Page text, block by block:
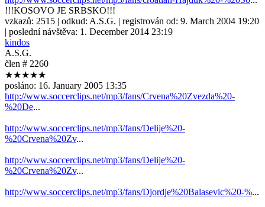
!!!KOSOVO JE SRBSKO!!!
vzkazů: 2515 | odkud: A.S.G. | registrován od: 9. March 2004 19:20
| poslední návštěva: 1. December 2014 23:19
kindos
A.S.G.
člen # 2260
★★★★★
posláno: 16. January 2005 13:35
http://www.soccerclips.net/mp3/fans/Crvena%20Zvezda%20-
%20De...
http://www.soccerclips.net/mp3/fans/Delije%20-
%20Crvena%20Zv...
http://www.soccerclips.net/mp3/fans/Delije%20-
%20Crvena%20Zv...
http://www.soccerclips.net/mp3/fans/Djordje%20Balasevic%20-%...